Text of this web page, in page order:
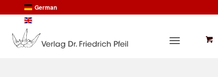
German